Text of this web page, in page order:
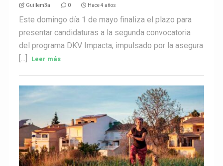
Guillem3a 0 Hace 4 años
Este domingo día 1 de mayo finaliza el plazo para
presentar candidaturas a la segunda convocatoria
del programa DKV Impacta, impulsado por la asegura
[...]
Leer más